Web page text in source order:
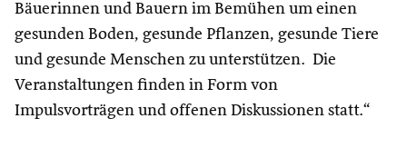
Bäuerinnen und Bauern im Bemühen um einen
gesunden Boden, gesunde Pflanzen, gesunde Tiere
und gesunde Menschen zu unterstützen. Die
Veranstaltungen finden in Form von
Impulsvorträgen und offenen Diskussionen statt.“